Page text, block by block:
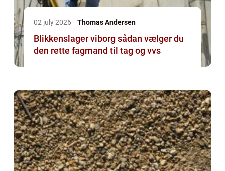
02 july 2026 Thomas Andersen
Blikkenslager viborg sådan vælger du
den rette fagmand til tag og vvs